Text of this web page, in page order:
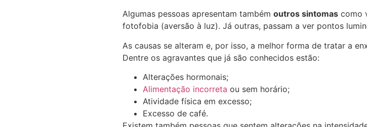
Algumas pessoas apresentam também outros sintomas como
fotofobia (aversão à luz). Já outras, passam a ver pontos
As causas se alteram e, por isso, a melhor forma de tratar a
Dentre os agravantes que já são conhecidos estão:
Alterações hormonais;
Alimentação incorreta ou sem horário;
Atividade física em excesso;
Excesso de café.